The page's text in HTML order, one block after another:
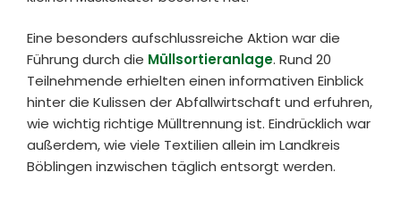
Eine besonders aufschlussreiche Aktion war die
Führung durch die Müllsortieranlage. Rund 20
Teilnehmende erhielten einen informativen Einblick
hinter die Kulissen der Abfallwirtschaft und erfuhren,
wie wichtig richtige Mülltrennung ist. Eindrücklich war
außerdem, wie viele Textilien allein im Landkreis
Böblingen inzwischen täglich entsorgt werden.